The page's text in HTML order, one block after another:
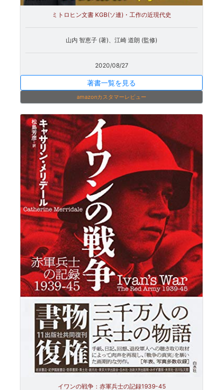
ミトロヒン文書 KGB(ソ連)・工作の近現代史
山内 智恵子 (著)、江崎 道朗 (監修)
2020/08/27
著書一覧を見る
amazonカスタマーレビュー
イワンの戦争：赤軍兵士の記録1939-45